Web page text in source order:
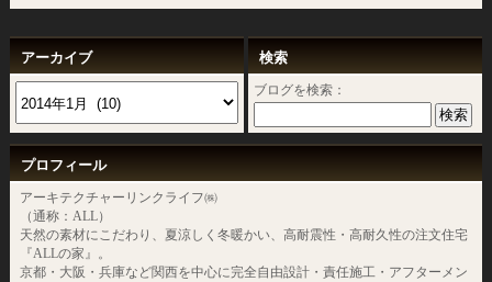
アーカイブ 検索
ブログを検索：
プロフィール
アーキテクチャーリンクライフ㈱
（通称：ALL）
天然の素材にこだわり、夏涼しく冬暖かい、高耐震性・高耐久性の注文住宅
『ALLの家』。
京都・大阪・兵庫など関西を中心に完全自由設計・責任施工・アフターメン